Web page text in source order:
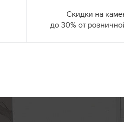
Скидки на
до 30% от